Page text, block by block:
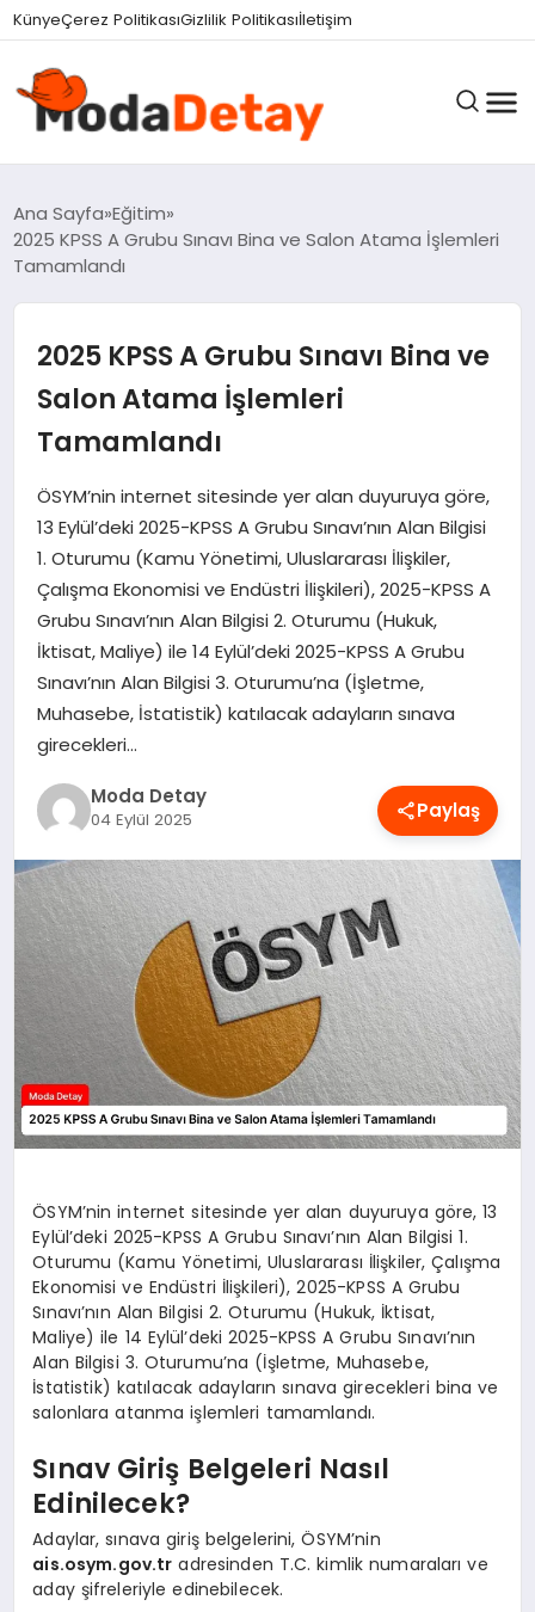
felix markets 360
felix markets yatırım
felix markets pro
felix markets
felix markets app
KünyeÇerez PolitikasıGizlilik Politikasıİletişim
GÜNDEM
DÜNYA
EĞITIM
MAGAZIN
SAĞLIK
SPOR
TEKNOLOJI
YAŞAM
Ana Sayfa Eğitim
2025 KPSS A Grubu Sınavı Bina ve Salon Atama İşlemleri
Tamamlandı
2025 KPSS A Grubu Sınavı Bina ve
Salon Atama İşlemleri
Tamamlandı
ÖSYM’nin internet sitesinde yer alan duyuruya göre,
13 Eylül’deki 2025-KPSS A Grubu Sınavı’nın Alan Bilgisi
1. Oturumu (Kamu Yönetimi, Uluslararası İlişkiler,
Çalışma Ekonomisi ve Endüstri İlişkileri), 2025-KPSS A
Grubu Sınavı’nın Alan Bilgisi 2. Oturumu (Hukuk,
İktisat, Maliye) ile 14 Eylül’deki 2025-KPSS A Grubu
Sınavı’nın Alan Bilgisi 3. Oturumu’na (İşletme,
Muhasebe, İstatistik) katılacak adayların sınava
girecekleri…
Moda Detay
04 Eylül 2025 Paylaş
ÖSYM’nin internet sitesinde yer alan duyuruya göre, 13
Eylül’deki 2025-KPSS A Grubu Sınavı’nın Alan Bilgisi 1.
Oturumu (Kamu Yönetimi, Uluslararası İlişkiler, Çalışma
Ekonomisi ve Endüstri İlişkileri), 2025-KPSS A Grubu
Sınavı’nın Alan Bilgisi 2. Oturumu (Hukuk, İktisat,
Maliye) ile 14 Eylül’deki 2025-KPSS A Grubu Sınavı’nın
Alan Bilgisi 3. Oturumu’na (İşletme, Muhasebe,
İstatistik) katılacak adayların sınava girecekleri bina ve
salonlara atanma işlemleri tamamlandı.
Sınav Giriş Belgeleri Nasıl
Edinilecek?
Adaylar, sınava giriş belgelerini, ÖSYM’nin
ais.osym.gov.tr adresinden T.C. kimlik numaraları ve
aday şifreleriyle edinebilecek.